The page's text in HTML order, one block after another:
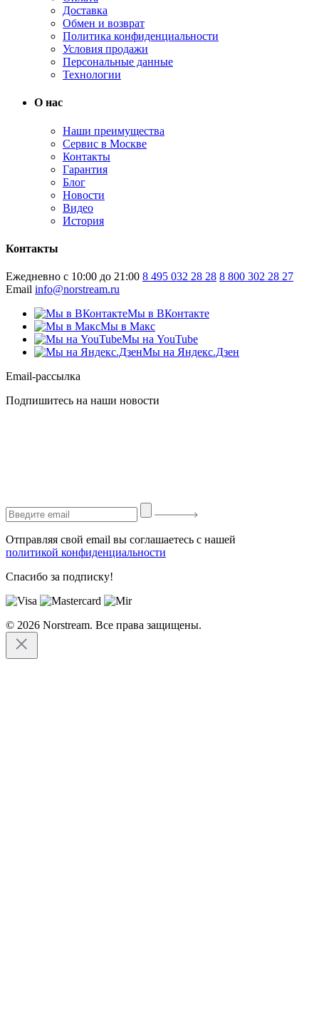
Доставка
Обмен и возврат
Политика конфиденциальности
Условия продажи
Персональные данные
Технологии
О нас
Наши преимущества
Сервис в Москве
Контакты
Гарантия
Блог
Новости
Видео
История
Контакты
Ежедневно с 10:00 до 21:00 8 495 032 28 28 8 800 302 28 27
Email info@norstream.ru
Мы в ВКонтакте
Мы в Макс
Мы на YouTube
Мы на Яндекс.Дзен
Email-рассылка
Подпишитесь на наши новости
Отправляя свой email вы соглашаетесь с нашей
политикой конфиденциальности
Спасибо за подписку!
© 2026 Norstream. Все права защищены.